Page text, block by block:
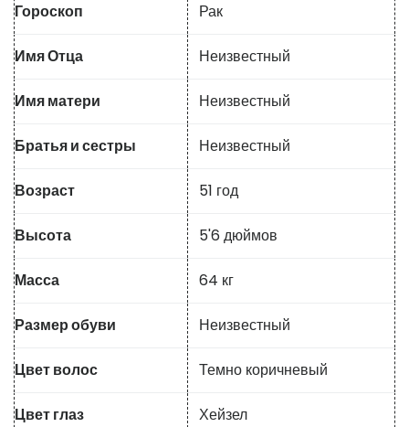
Гороскоп Рак
Имя Отца Неизвестный
Имя матери Неизвестный
Братья и сестры Неизвестный
Возраст 51 год
Высота 5'6 дюймов
Масса 64 кг
Размер обуви Неизвестный
Цвет волос Темно коричневый
Цвет глаз Хейзел